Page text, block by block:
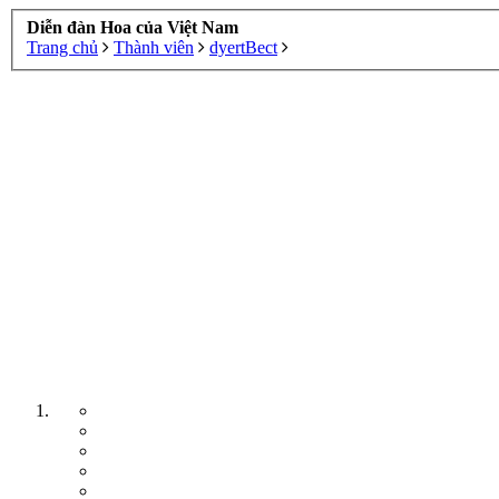
Diễn đàn Hoa của Việt Nam
Trang chủ
Thành viên dyertBect